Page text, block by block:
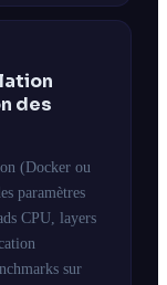
des
(Docker ou
paramètres
CPU, layers
sur